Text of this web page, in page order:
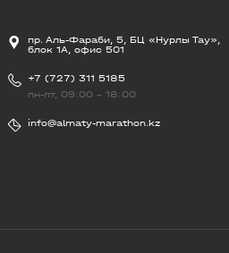
пр. Аль-Фараби, 5, БЦ «Нурлы Тау»,
блок 1А, офис 501
+7 (727) 311 5185
пн-пт, 09:00 - 18:00
info@almaty-marathon.kz